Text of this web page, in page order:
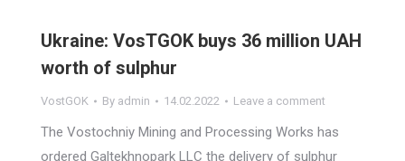
Ukraine: VosTGOK buys 36 million UAH
worth of sulphur
VostGOK By admin 14.02.2022 Leave a comment
The Vostochniy Mining and Processing Works has
ordered Galtekhnopark LLC the delivery of sulphur